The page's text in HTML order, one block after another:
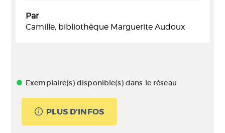
Par
Camille, bibliothèque Marguerite Audoux
Exemplaire(s) disponible(s) dans le réseau
PLUS D'INFOS